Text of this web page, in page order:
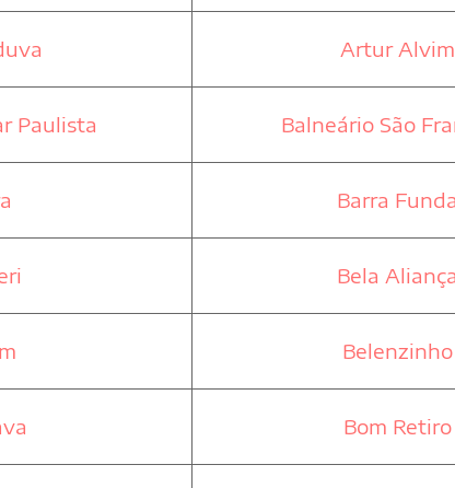
Artur Alvim
Paulista Balneário São
Barra Funda
Bela Aliança
Belenzinho
Bom Retiro